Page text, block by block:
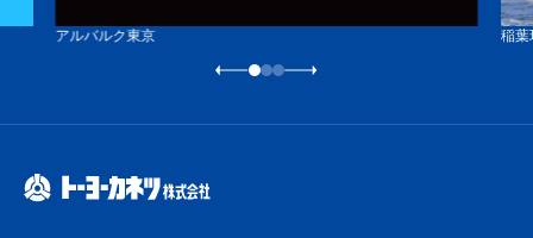
アルバルク東京 稲葉